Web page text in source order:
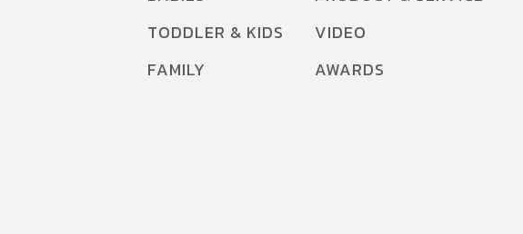
TODDLER & KIDS
FAMILY
VIDEO
AWARDS